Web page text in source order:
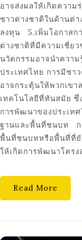
อาจส่งผลให้เกิดความ
ชาวต่างชาติในด้านต่า
ลงทุน 5.เพิ่มโอกาส
ต่างชาติที่มีความเชี่ย
นวัตกรรมอาจนำควา
ประเทศไทย การมีชา
อาจกระตุ้นให้พวกเขา
เทคโนโลยีที่ทันสมัย ซึ่
การพัฒนาของประเท
ฐานและพื้นที่ชนบท ก
พื้นที่ชนบทหรือพื้นที่ที่ยั
ให้เกิดการพัฒนาโคร
Read More